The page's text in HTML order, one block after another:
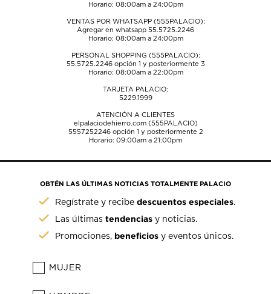
Horario: 08:00am a 24:00pm
VENTAS POR WHATSAPP (555PALACIO):
Agregar en whatsapp 55.5725.2246
Horario: 08:00am a 24:00pm
PERSONAL SHOPPING (555PALACIO):
55.5725.2246opción 1 y posteriormente 3
Horario: 08:00am a 22:00pm
TARJETA PALACIO:
5229.1999
ATENCIÓN A CLIENTES
elpalaciodehierro.com (555PALACIO)
5557252246opción 1 y posteriormente 2
Horario: 09:00am a 21:00pm
OBTÉN LAS ÚLTIMAS NOTICIAS TOTALMENTE PALACIO
Regístrate y recibedescuentos especiales.
Las últimastendencias y noticias.
Promociones, beneficios y eventos únicos.
MUJER